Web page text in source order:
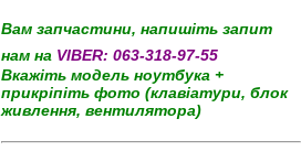
Вам запчастини, напишіть запит
нам на VIBER: 063-318-97-55
Вкажіть модель ноутбука +
прикріпіть фото (клавіатури, блок
живлення, вентилятора)